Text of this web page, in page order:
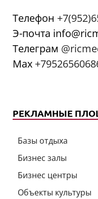
Телефон
Э-почта
Телеграм
Мах
РЕКЛАМНЫЕ
Базы отдыха
Бизнес залы
Бизнес центры
Объекты культуры